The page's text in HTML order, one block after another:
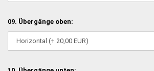
09. Übergänge oben: